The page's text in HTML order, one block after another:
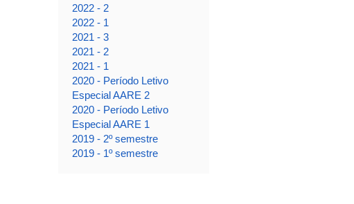
2022 - 2
2022 - 1
2021 - 3
2021 - 2
2021 - 1
2020 - Período Letivo
Especial AARE 2
2020 - Período Letivo
Especial AARE 1
2019 - 2º semestre
2019 - 1º semestre